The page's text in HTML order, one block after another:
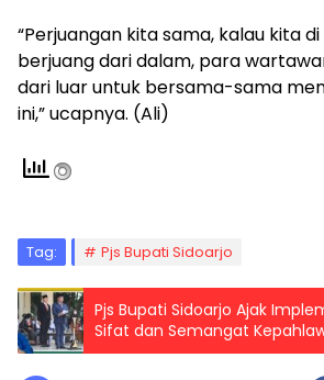
“Perjuangan kita sama, kalau kita
berjuang dari dalam, para
dari luar untuk bersama-sama
ini,” ucapnya. (Ali)
Tag: Pjs Bupati Sidoarjo
Pjs Bupati Sidoarjo Ajak
Sifat dan Semangat